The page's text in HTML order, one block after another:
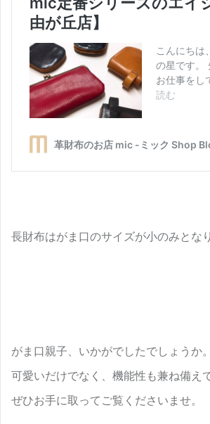
長財布はがま口のサイズが小のみとな
がま口親子、いかがでしたでしょうか。
可愛いだけでなく、機能性も兼ね備え
ぜひお手に取ってご覧くださいませ。